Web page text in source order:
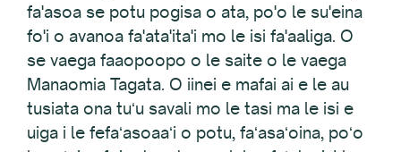
fa'asoa se potu pogisa o ata, po'o le su'eina
fo'i o avanoa fa'ata'ita'i mo le isi fa'aaliga. O
se vaega faaopoopo o le saite o le vaega
Manaomia Tagata. O iinei e mafai ai e le au
tusiata ona tuʻu savali mo le tasi ma le isi e
uiga i le fefaʻasoaaʻi o potu, faʻasaʻoina, poʻo